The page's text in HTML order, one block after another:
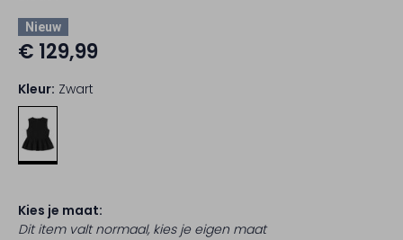
Nieuw
€ 129,99
Kleur: Zwart
Kies je maat:
Dit item valt normaal, kies je eigen maat